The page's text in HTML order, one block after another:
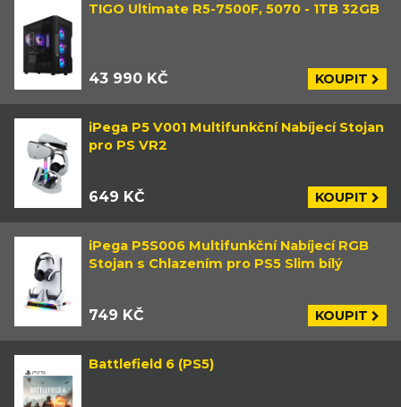
TIGO Ultimate R5-7500F, 5070 - 1TB 32GB
43 990 KČ KOUPIT
iPega P5 V001 Multifunkční Nabíjecí Stojan
pro PS VR2
649 KČ KOUPIT
iPega P5S006 Multifunkční Nabíjecí RGB
Stojan s Chlazením pro PS5 Slim bílý
749 KČ KOUPIT
Battlefield 6 (PS5)